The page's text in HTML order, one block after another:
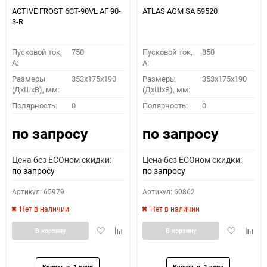
ACTIVE FROST 6СТ-90VL АF 90-
3-R
Пусковой ток,
A:
750
Размеры
(ДхШхВ), мм:
353x175x190
Полярность: 0
по запросу
Цена без ECOном скидки:
по запросу
Артикул: 65979
Нет в наличии
ДобавитьДобавить
В корзину
ATLAS AGM SA 59520
Пусковой ток,
A:
850
Размеры
(ДхШхВ), мм:
353x175x190
Полярность: 0
по запросу
Цена без ECOном скидки:
по запросу
Артикул: 60862
Нет в наличии
Добавить
В корзину